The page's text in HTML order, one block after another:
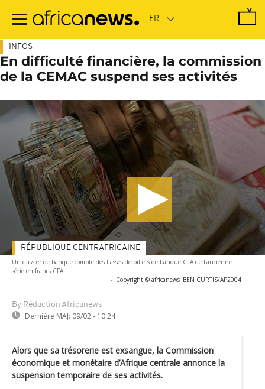
contenu
INFOS
En difficulté financière, la commission
de la CEMAC suspend ses activités
Un caissier de banque compte des liasses de billets de banque CFA de l'ancienne
série en francs CFA
- Copyright © africanews BEN CURTIS/AP2004
By Rédaction Africanews
Dernière MAJ: 09/02 - 10:24
RÉPUBLIQUE CENTRAFRICAINE
Alors que sa trésorerie est exsangue, la Commission
économique et monétaire d’Afrique centrale annonce la
suspension temporaire de ses activités.